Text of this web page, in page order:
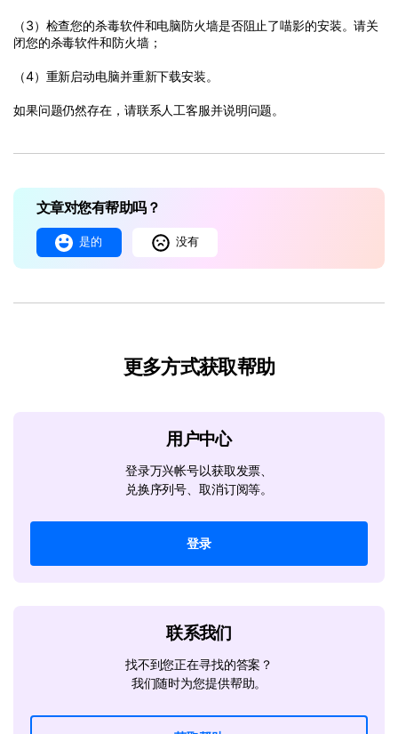
（3）检查您的杀毒软件和电脑防火墙是否阻止了喵影的安装。请关
闭您的杀毒软件和防火墙；
（4）重新启动电脑并重新下载安装。
如果问题仍然存在，请联系人工客服并说明问题。
文章对您有帮助吗？
是的 没有
更多方式获取帮助
用户中心
登录万兴帐号以获取发票、
兑换序列号、取消订阅等。
登录
联系我们
找不到您正在寻找的答案？
我们随时为您提供帮助。